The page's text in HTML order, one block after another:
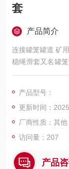
套
产品简介
连接罐笼罐道 矿
稳绳滑套又名罐
滑套、尼龙滑套
产品型号：
更新时间：
厂商性质：其他
访问量：207
产品